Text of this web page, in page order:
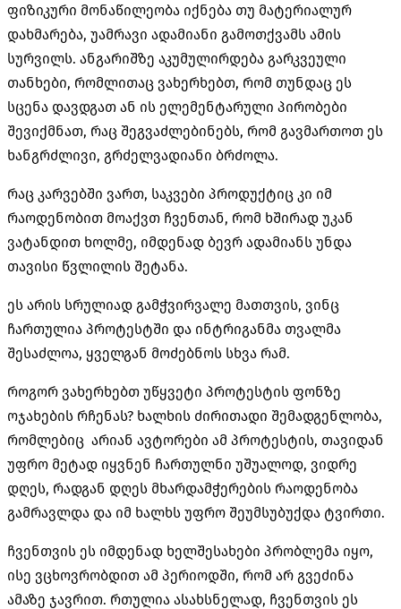
ფიზიკური მონაწილეობა იქნება თუ მატერიალურ
დახმარება, უამრავი ადამიანი გამოთქვამს ამის
სურვილს. ანგარიშზე აკუმულირდება გარკვეული
თანხები, რომლითაც ვახერხებთ, რომ თუნდაც ეს
სცენა დავდგათ ან ის ელემენტარული პირობები
შევიქმნათ, რაც შეგვაძლებინებს, რომ გავმართოთ ეს
ხანგრძლივი, გრძელვადიანი ბრძოლა.
რაც კარვებში ვართ, საკვები პროდუქტიც კი იმ
რაოდენობით მოაქვთ ჩვენთან, რომ ხშირად უკან
ვატანდით ხოლმე, იმდენად ბევრ ადამიანს უნდა
თავისი წვლილის შეტანა.
ეს არის სრულიად გამჭვირვალე მათთვის, ვინც
ჩართულია პროტესტში და ინტრიგანმა თვალმა
შესაძლოა, ყველგან მოძებნოს სხვა რამ.
როგორ ვახერხებთ უწყვეტი პროტესტის ფონზე
ოჯახების რჩენას? ხალხის ძირითადი შემადგენლობა,
რომლებიც არიან ავტორები ამ პროტესტის, თავიდან
უფრო მეტად იყვნენ ჩართულნი უშუალოდ, ვიდრე
დღეს, რადგან დღეს მხარდამჭერების რაოდენობა
გამრავლდა და იმ ხალხს უფრო შეუმსუბუქდა ტვირთი.
ჩვენთვის ეს იმდენად ხელშესახები პრობლემა იყო,
ისე ვცხოვრობდით ამ პერიოდში, რომ არ გვეძინა
ამაზე ჯავრით. რთულია ასახსნელად, ჩვენთვის ეს